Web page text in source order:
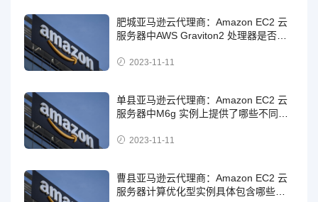
肥城亚马逊云代理商：Amazon EC2 云
服务器中AWS Graviton2 处理器是否支
2023-11-11
单县亚马逊云代理商：Amazon EC2 云
服务器中M6g 实例上提供了哪些不同的
2023-11-11
曹县亚马逊云代理商：Amazon EC2 云
服务器计算优化型实例具体包含哪些实